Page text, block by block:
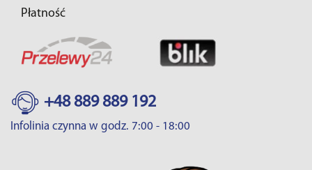
Płatność
+48 889 889 192
Infolinia czynna w godz. 7:00 - 18:00